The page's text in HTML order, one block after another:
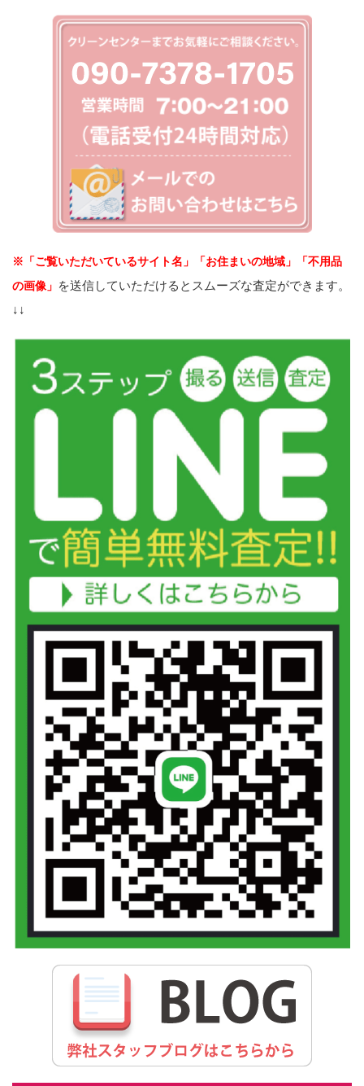
※「ご覧いただいているサイト名」「お住まいの地域」「不用品
の画像」 を送信していただけるとスムーズな査定ができます。
↓↓